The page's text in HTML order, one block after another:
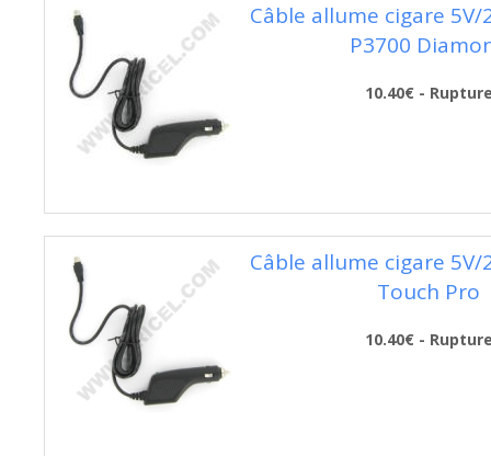
Câble allume cigare 5V/
P3700
10.40€ -
Câble allume cigare 5V/
Touch Pro
10.40€ -